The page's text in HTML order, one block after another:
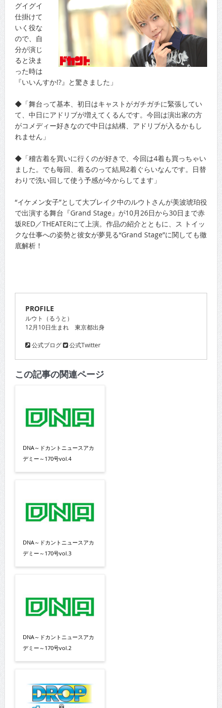
グイグイ
仕掛けて
いく役な
ので、自
分が演じ
ると決ま
った時は
『いいんすか!?』と驚きました」
◆「舞台って基本、初日はキャストがガチガチに緊張してい
て、中日にアドリブが増えてくるんです。今回は演出家の方
がコメディー好きなので中日は結構、アドリブが入るかもし
れません」
◆「稽古着を買いに行くのが好きで、今回は4着も買っちゃい
ました。でも毎回、着るのって結局2着ぐらいなんです。日替
わりで洗い回して使う予感が今からしてます」
“イケメン女子”として大ブレイク中のルウトさんが美波琥珀役
で出演する舞台『Grand Stage』が10月26日から30日まで赤
坂RED／THEATERにて上演。作品の紹介とともに、ス トイッ
クな仕事への姿勢と彼女が夢見る“Grand Stage”に関しても徹
底解析！
PROFILE
ルウト（るうと）
12月10日生まれ 東京都出身
公式ブログ 公式Twitter
この記事の関連ページ
DNA～ドカントニュースアカ
デミー～170号vol.4
DNA～ドカントニュースアカ
デミー～170号vol.3
DNA～ドカントニュースアカ
デミー～170号vol.2